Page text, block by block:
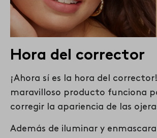
Hora del corrector
¡Ahora sí es la hora del
maravilloso producto funciona
corregir la apariencia de las
Además de iluminar y